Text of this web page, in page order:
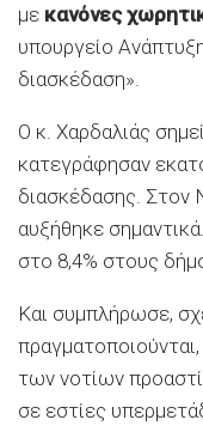
με κανόνες
υπουργείο
διασκέδαση».
Ο κ. Χαρδαλιάς
κατεγράφησαν
διασκέδασης. Στον
αυξήθηκε
στο 8,4% στους
Και συμπλήρωσε,
των νοτίων
σε εστίες